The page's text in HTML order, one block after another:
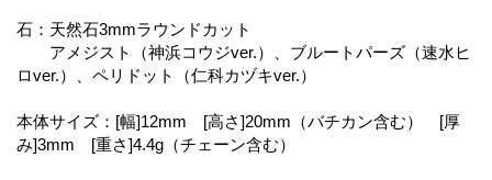
石：天然石3mmラウンドカット
アメジスト（神浜コウジver.）、ブルートパーズ（速水ヒ
ロver.）、ペリドット（仁科カヅキver.）
本体サイズ：[幅]12mm [高さ]20mm（バチカン含む） [厚
み]3mm [重さ]4.4g（チェーン含む）